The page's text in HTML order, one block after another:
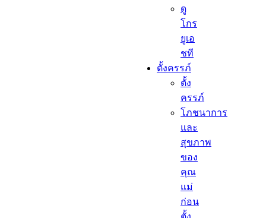
ดู
โกร
ยูเอ
ชที
ตั้งครรภ์​
ตั้ง
ครรภ์​
โภชนาการ
และ
สุขภาพ
ของ
คุณ
แม่
ก่อน